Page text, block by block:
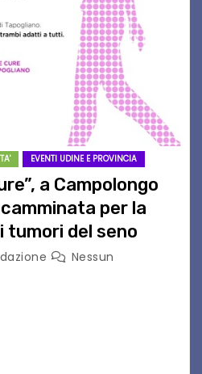
EVENTI UDINE E PROVINCIA
a Campolongo
per la
tumori del seno
Nessun